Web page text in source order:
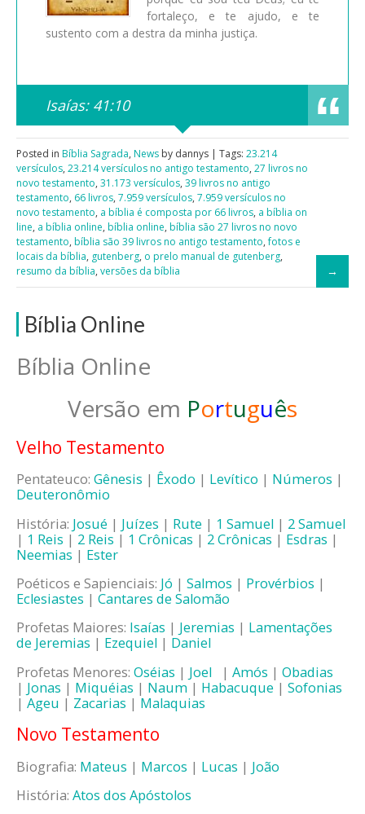
fortaleço, e te ajudo, e te
sustento com a destra da minha justiça.
Isaías: 41:10
Posted in Bíblia Sagrada, News by dannys | Tags: 23.214
versículos, 23.214 versículos no antigo testamento, 27 livros no
novo testamento, 31.173 versículos, 39 livros no antigo
testamento, 66 livros, 7.959 versículos, 7.959 versículos no
novo testamento, a bíblia é composta por 66 livros, a bíblia on
line, a bíblia online, bíblia online, bíblia são 27 livros no novo
testamento, bíblia são 39 livros no antigo testamento,fotos e
locais da bíblia, gutenberg, o prelo manual de gutenberg,
resumo da bíblia, versões da bíblia
Bíblia Online
Bíblia Online
Versão em Português
Velho Testamento
Pentateuco: Gênesis | Êxodo | Levítico | Números |
Deuteronômio
História: Josué | Juízes | Rute | 1 Samuel | 2 Samuel
| 1 Reis | 2 Reis | 1 Crônicas | 2 Crônicas | Esdras |
Neemias | Ester
Poéticos e Sapienciais: Jó | Salmos | Provérbios |
Eclesiastes | Cantares de Salomão
Profetas Maiores: Isaías | Jeremias | Lamentações
de Jeremias | Ezequiel | Daniel
Profetas Menores: Oséias | Joel | Amós | Obadias
| Jonas | Miquéias | Naum | Habacuque | Sofonias
| Ageu | Zacarias | Malaquias
Novo Testamento
Biografia: Mateus | Marcos | Lucas | João
História: Atos dos Apóstolos